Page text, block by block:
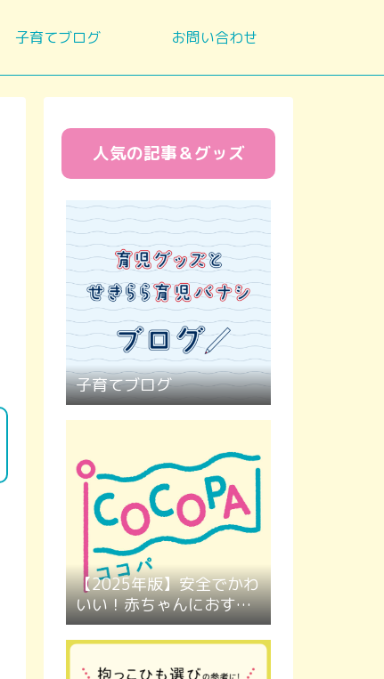
子育てブログ お問い合わせ
人気の記事＆グッズ
子育てブログ
【2025年版】安全でかわ
いい！赤ちゃんにおすす
めのカラーボール４選｜
ボールプールにもぴった
り